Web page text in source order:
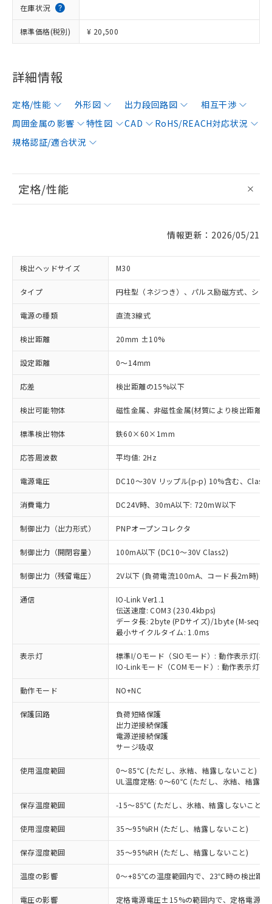
在庫状況
標準価格(税別) ¥ 20,500
詳細情報
定格/性能 外形図 出力段回路図
相互干渉
周囲金属の影響
特性図 CAD
RoHS/REACH対応状況
規格認証/適合状況
定格/性能
情報更新：2026/05/21
検出ヘッドサイズ M30
タイプ 円柱型（ネジつき）、パルス励磁方式、シー
電源の種類 直流3線式
検出距離 20mm ±10%
設定距離 0～14mm
応差 検出距離の15%以下
検出可能物体 磁性金属、非磁性金属(材質により検出距離が
標準検出物体 鉄60×60×1mm
応答周波数 平均値: 2Hz
電源電圧 DC10～30V リップル(p-p) 10%含む、Class2
消費電力 DC24V時、30mA以下: 720mW以下
制御出力（出力形式） PNPオープンコレクタ
制御出力（開閉容量） 100mA以下 (DC10～30V Class2)
制御出力（残留電圧） 2V以下 (負荷電流100mA、コード長2m時)
通信
IO-Link Ver1.1
伝送速度: COM3 (230.4kbps)
データ長: 2byte (PDサイズ)/1byte (M-
最小サイクルタイム: 1.0ms
表示灯
標準I/Oモード（SIOモード）: 動作表示灯(橙
IO-Linkモード（COMモード）: 動作表示灯(
動作モード NO+NC
保護回路
負荷短絡保護
出力逆接続保護
電源逆接続保護
サージ吸収
使用温度範囲
0～85℃ (ただし、氷結、結露しないこと)
UL温度定格: 0～60℃ (ただし、氷結、結露し
保存温度範囲 -15～85℃ (ただし、氷結、結露しないこと)
使用湿度範囲 35～95%RH (ただし、結露しないこと)
保存湿度範囲 35～95%RH (ただし、結露しないこと)
温度の影響 0～+85℃の温度範囲内で、23℃時の検出距
電圧の影響 定格電源電圧±15%の範囲内で、定格電源
ご利用条件
以下の条件をお読みいただき、同意のうえ
ご利用ください。
本サービスは、当社制御機器事業取扱
商品の当社在庫状況および標準価格
(税抜)を提供させていただくもので
当社制御機器事業取扱商品の中には、
本サービスの対象外となる商品もある
ことをご了承ください。
対応済み：EU RoHS指令（10物質）の
非含有に対応した製品が提供可能な商品で
対応予定：EU RoHS指令（10物質）の非含
有に対応した製品に切り替える予定のある
商品です。
対応予定なし：EU RoHS指令（10物質）の
非含有に非対応の商品で、対応品を出す予
定はありません。
調査・確認中：EU RoHS指令（10物質）の
非含有の対応状況を調査中または確認中の
非該当品：ライセンス料など無形物で、有
害物質有無と関係のない商品です。
仕入先様の事情により、非含有部品として
いたものが、含有品と判明した場合などや
※1 中国RoHS○×表
「○」：最大均質材料含有率が中国RoHSの
基準値以下であることを示します。
「×」：最大均質材料含有率が中国RoHSの
基準値を超えていることを示します。
当社は、これら貴社製品のうち、外国